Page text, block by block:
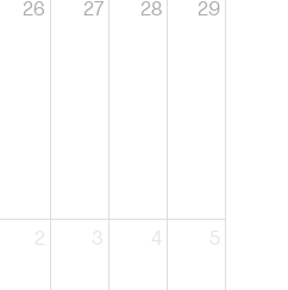
26 27 28 29
2 3 4 5